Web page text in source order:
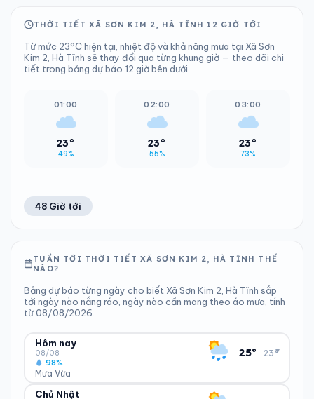
THỜI TIẾT XÃ SƠN KIM 2, HÀ TĨNH 12 GIỜ TỚI
Từ mức 23°C hiện tại, nhiệt độ và khả năng mưa tại Xã Sơn
Kim 2, Hà Tĩnh sẽ thay đổi qua từng khung giờ — theo dõi chi
tiết trong bảng dự báo 12 giờ bên dưới.
01:00
23°
49%
02:00
23°
55%
03:00
23°
73%
48 Giờ tới
TUẦN TỚI THỜI TIẾT XÃ SƠN KIM 2, HÀ TĨNH THẾ
NÀO?
Bảng dự báo từng ngày cho biết Xã Sơn Kim 2, Hà Tĩnh sắp
tới ngày nào nắng ráo, ngày nào cần mang theo áo mưa, tính
từ 08/08/2026.
Hôm nay
08/08
Mưa Vừa
98%
25° 23°
▾
ĐỘ ẨM
Chủ Nhật